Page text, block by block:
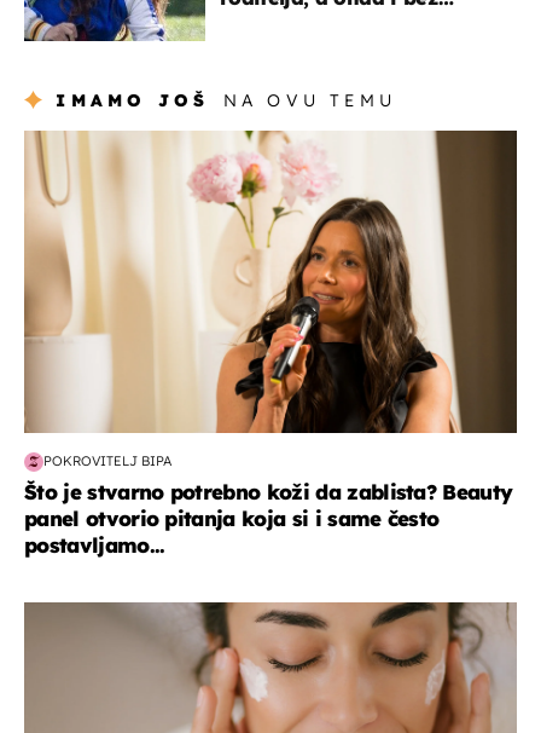
IMAMO JOŠ NA OVU TEMU
moda & ljepota
POKROVITELJ BIPA
Što je stvarno potrebno koži da zablista? Beauty
panel otvorio pitanja koja si i same često
postavljamo...
moda & ljepota